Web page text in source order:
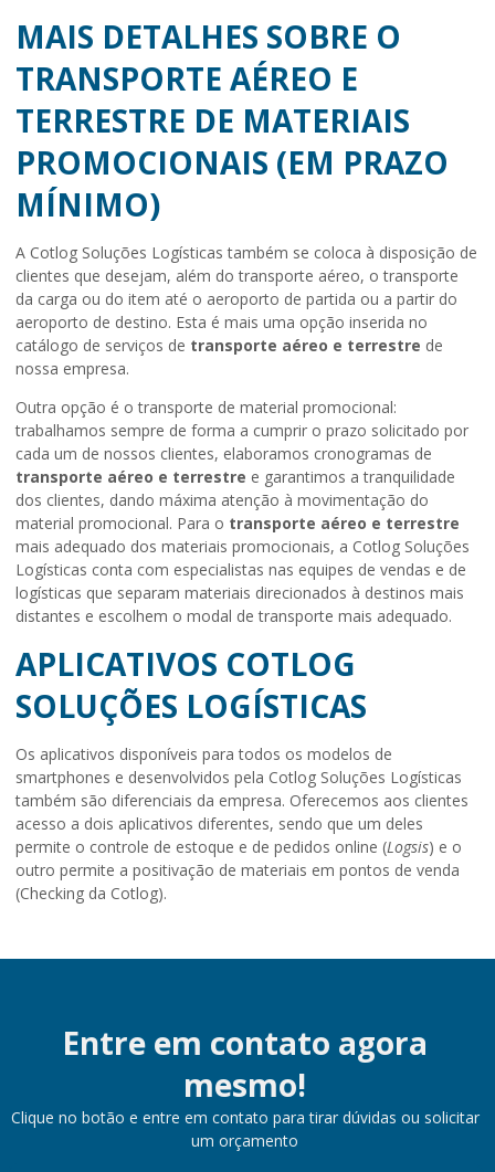
MAIS DETALHES SOBRE O
TRANSPORTE AÉREO E
TERRESTRE DE MATERIAIS
PROMOCIONAIS (EM PRAZO
MÍNIMO)
A Cotlog Soluções Logísticas também se coloca à disposição de
clientes que desejam, além do transporte aéreo, o transporte
da carga ou do item até o aeroporto de partida ou a partir do
aeroporto de destino. Esta é mais uma opção inserida no
catálogo de serviços de transporte aéreo e terrestre de
nossa empresa.
Outra opção é o transporte de material promocional:
trabalhamos sempre de forma a cumprir o prazo solicitado por
cada um de nossos clientes, elaboramos cronogramas de
transporte aéreo e terrestre e garantimos a tranquilidade
dos clientes, dando máxima atenção à movimentação do
material promocional. Para o transporte aéreo e terrestre
mais adequado dos materiais promocionais, a Cotlog Soluções
Logísticas conta com especialistas nas equipes de vendas e de
logísticas que separam materiais direcionados à destinos mais
distantes e escolhem o modal de transporte mais adequado.
APLICATIVOS COTLOG
SOLUÇÕES LOGÍSTICAS
Os aplicativos disponíveis para todos os modelos de
smartphones e desenvolvidos pela Cotlog Soluções Logísticas
também são diferenciais da empresa. Oferecemos aos clientes
acesso a dois aplicativos diferentes, sendo que um deles
permite o controle de estoque e de pedidos online (Logsis) e o
outro permite a positivação de materiais em pontos de venda
(Checking da Cotlog).
Entre em contato agora
mesmo!
Clique no botão e entre em contato para tirar dúvidas ou solicitar
um orçamento